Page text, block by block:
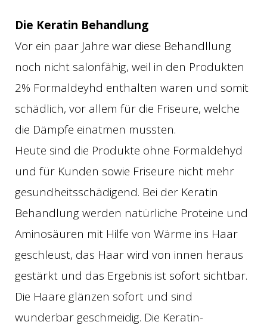
Die Keratin Behandlung
Vor ein paar Jahre war diese Behandllung
noch nicht salonfähig, weil in den Produkten
2% Formaldeyhd enthalten waren und somit
schädlich, vor allem für die Friseure, welche
die Dämpfe einatmen mussten.
Heute sind die Produkte ohne Formaldehyd
und für Kunden sowie Friseure nicht mehr
gesundheitsschädigend. Bei der Keratin
Behandlung werden natürliche Proteine und
Aminosäuren mit Hilfe von Wärme ins Haar
geschleust, das Haar wird von innen heraus
gestärkt und das Ergebnis ist sofort sichtbar.
Die Haare glänzen sofort und sind
wunderbar geschmeidig. Die Keratin-